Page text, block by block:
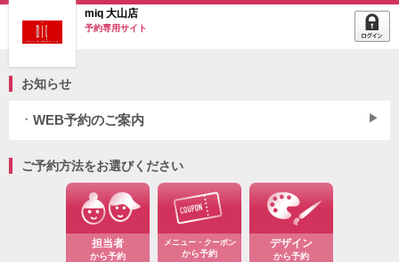
miq 大山店
予約専用サイト
お知らせ
WEB予約のご案内
よってはお受けすることも出来ます
い。
☆
ID
ご予約方法をお選びください
担当者
から予約
メニュー・クーポン
から予約
デザイン
から予約